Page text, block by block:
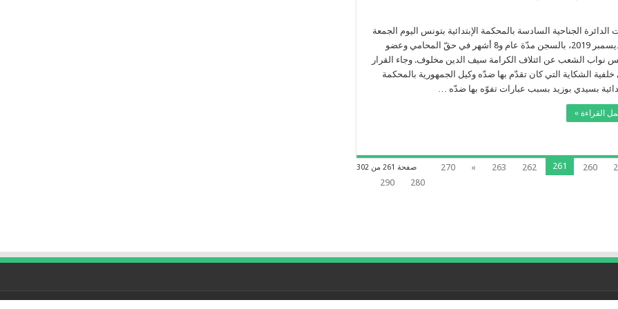
و8
سيف
الدين
الجناحية السادسة بالمحكمة الإبتدائية بتونس اليوم الجمعة
13 ديسمبر 2019، بالسجن مدّة عام و8 أشهر في حقّ المحامي وعضو
نواب الشعب عن ائتلاف الكرامة سيف الدين مخلوف. وجاء القرار
الشكاية التي كان تقدّم بها ضدّه وكيل الجمهورية بالمحكمة
بسيدي بوزيد بسبب عبارات تفوّه بها ضدّه …
القراءة »
صفحة 261 من 302 260
261
262
263
»
270
280
290